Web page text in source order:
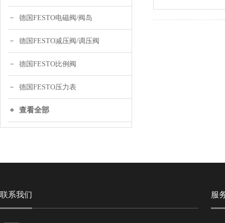
德国FESTO电磁阀/阀岛
德国FESTO减压阀/调压阀
德国FESTO比例阀
德国FESTO压力表
查看全部
联系我们 服